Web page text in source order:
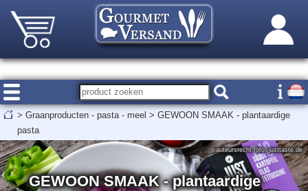
> Graanproducten - pasta - meel > GEWOON SMAAK - plantaardige
pasta
GEWOON SMAAK - plantaardige
auteursrecht foto: justtaste.de